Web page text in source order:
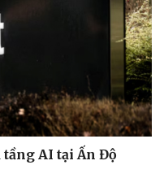
AI tại Ấn Độ